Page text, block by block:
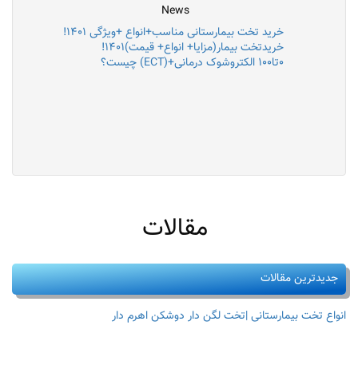
News
خرید تخت بیمارستانی مناسب+انواع +ویژگی ۱۴۰۱!
خریدتخت بیمار(مزایا+ انواع+ قیمت)۱۴۰۱!
۰تا۱۰۰ الکتروشوک درمانی+(ECT) چیست؟
مقالات
جدیدترین مقالات
انواع تخت بیمارستانی |تخت لگن دار دوشکن اهرم دار